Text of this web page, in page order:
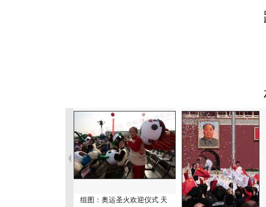
组图：奥运圣火欢迎仪式 天